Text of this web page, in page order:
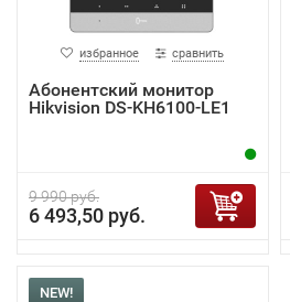
избранное сравнить
Абонентский монитор
Hikvision DS-KH6100-LE1
9 990 руб.
6 493,50 руб.
NEW!